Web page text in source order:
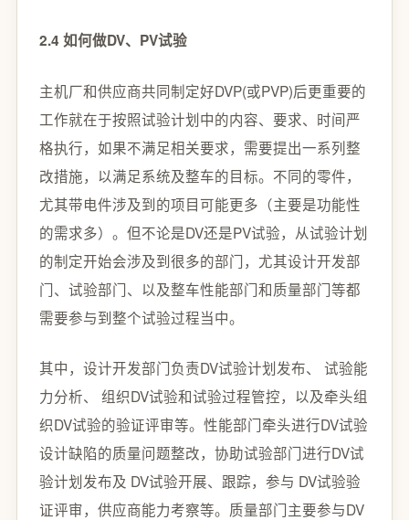
2.4 如何做DV、PV试验
主机厂和供应商共同制定好DVP(或PVP)后更重要的
工作就在于按照试验计划中的内容、要求、时间严
格执行，如果不满足相关要求，需要提出一系列整
改措施，以满足系统及整车的目标。不同的零件，
尤其带电件涉及到的项目可能更多（主要是功能性
的需求多）。但不论是DV还是PV试验，从试验计划
的制定开始会涉及到很多的部门，尤其设计开发部
门、试验部门、以及整车性能部门和质量部门等都
需要参与到整个试验过程当中。
其中，设计开发部门负责DV试验计划发布、 试验能
力分析、 组织DV试验和试验过程管控，以及牵头组
织DV试验的验证评审等。性能部门牵头进行DV试验
设计缺陷的质量问题整改，协助试验部门进行DV试
验计划发布及 DV试验开展、跟踪，参与 DV试验验
证评审，供应商能力考察等。质量部门主要参与DV